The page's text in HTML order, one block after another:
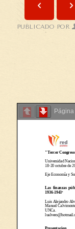
PUBLICADO POR
Página